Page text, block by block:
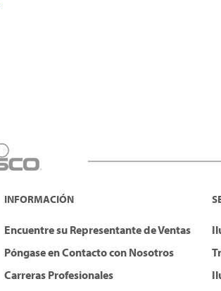
INFORMACIÓN
Encuentre su Representante de Ventas
Póngase en Contacto con Nosotros
Carreras Profesionales